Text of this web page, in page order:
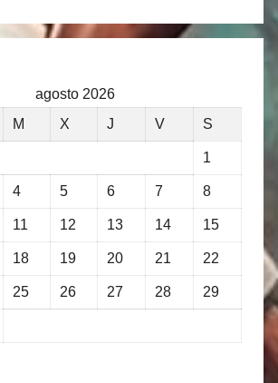
agosto 2026
M X J V S
1
4 5 6 7 8
11 12 13 14 15
18 19 20 21 22
25 26 27 28 29